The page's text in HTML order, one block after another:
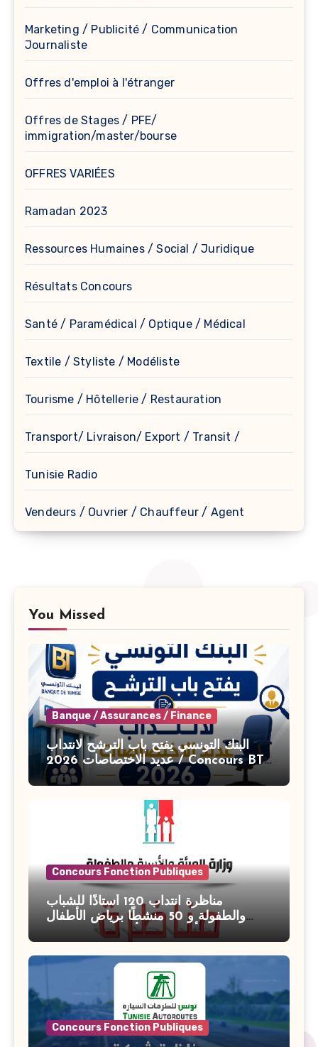
Marketing / Publicité / Communication
Journaliste
Offres d'emploi à l'étranger
Offres de Stages / PFE/
immigration/master/bourse
OFFRES VARIÉES
Ramadan 2023
Ressources Humaines / Social / Juridique
Résultats Concours
Santé / Paramédical / Optique / Médical
Textile / Styliste / Modéliste
Tourisme / Hôtellerie / Restauration
Transport/ Livraison/ Export / Transit /
Tunisie Radio
Vendeurs / Ouvrier / Chauffeur / Agent
You Missed
Banque / Assurances / Finance
البنك التونسي يفتح باب الترشح لانتداب
عديد الاختصاصات 2026 / Concours BT
Banque de Tunisie 2026
Concours Fonction Publiques
مناظرة انتداب 120 أستاذًا للشباب
والطفولة و 50 منشطًا برياض الأطفال
بوزارة الأسرة والمرأة والطفولة وكبار
السن آخر أجل للتسجيل : 27 جويلية 2026
Concours Fonction Publiques